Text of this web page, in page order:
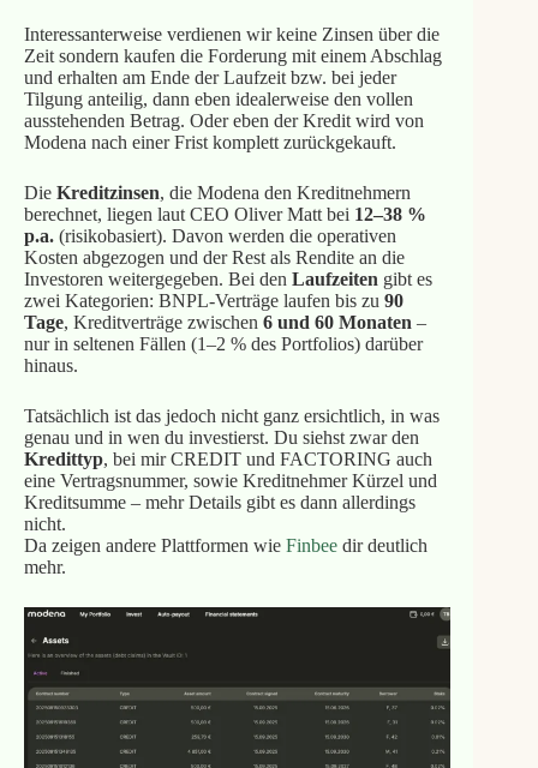
Interessanterweise verdienen wir keine Zinsen über die
Zeit sondern kaufen die Forderung mit einem Abschlag
und erhalten am Ende der Laufzeit bzw. bei jeder
Tilgung anteilig, dann eben idealerweise den vollen
ausstehenden Betrag. Oder eben der Kredit wird von
Modena nach einer Frist komplett zurückgekauft.
Die Kreditzinsen, die Modena den Kreditnehmern
berechnet, liegen laut CEO Oliver Matt bei 12–38 %
p.a.(risikobasiert). Davon werden die operativen
Kosten abgezogen und der Rest als Rendite an die
Investoren weitergegeben. Bei den Laufzeiten gibt es
zwei Kategorien: BNPL-Verträge laufen bis zu 90
Tage, Kreditverträge zwischen 6 und 60 Monaten –
nur in seltenen Fällen (1–2 % des Portfolios) darüber
hinaus.
Tatsächlich ist das jedoch nicht ganz ersichtlich, in was
genau und in wen du investierst. Du siehst zwar den
Kredittyp, bei mir CREDIT und FACTORING auch
eine Vertragsnummer, sowie Kreditnehmer Kürzel und
Kreditsumme – mehr Details gibt es dann allerdings
nicht.
Da zeigen andere Plattformen wie Finbeedir deutlich
mehr.